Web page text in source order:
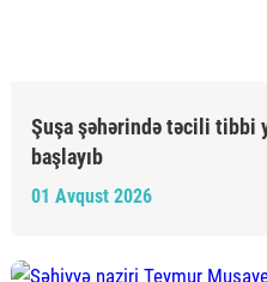
Şuşa şəhərində təcili tibbi
başlayıb
01 Avqust 2026